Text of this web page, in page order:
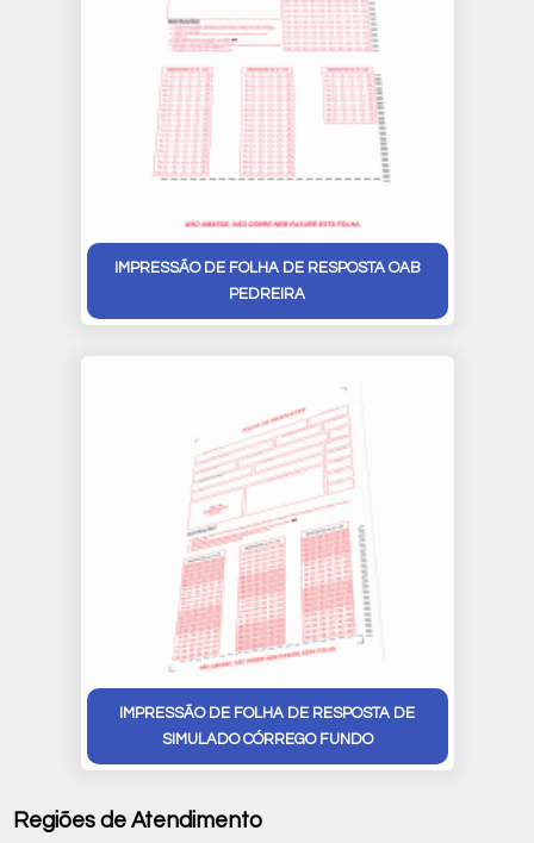
IMPRESSÃO DE FOLHA DE RESPOSTA OAB
PEDREIRA
IMPRESSÃO DE FOLHA DE RESPOSTA DE
SIMULADO CÓRREGO FUNDO
Regiões de Atendimento